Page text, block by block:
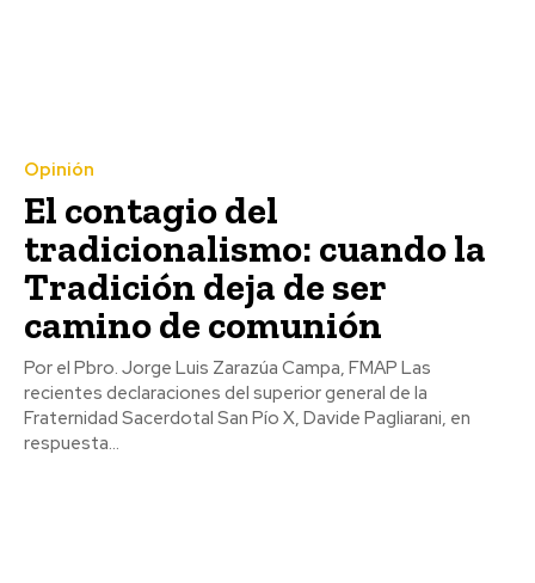
Opinión
El contagio del
tradicionalismo: cuando la
Tradición deja de ser
camino de comunión
Por el Pbro. Jorge Luis Zarazúa Campa, FMAP Las
recientes declaraciones del superior general de la
Fraternidad Sacerdotal San Pío X, Davide Pagliarani, en
respuesta...